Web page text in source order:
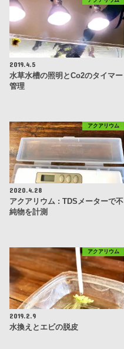
2019.4.5
水草水槽の照明とCo2のタイマー
管理
アクアリウム
2020.4.28
アクアリウム : TDSメーターで不
純物を計測
アクアリウム
2019.2.9
水換えとエビの脱皮